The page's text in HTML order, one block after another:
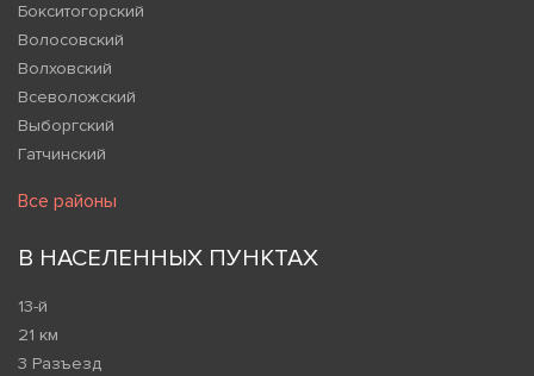
Бокситогорский
Волосовский
Волховский
Всеволожский
Выборгский
Гатчинский
Все районы
В НАСЕЛЕННЫХ ПУНКТАХ
13-й
21 км
3 Разъезд